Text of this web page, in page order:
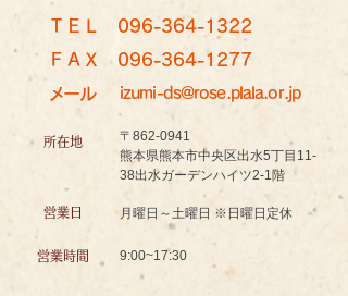
ＴＥＬ 096-364-1322
ＦＡＸ
096-364-1277
メール
izumi-ds@rose.plala.or.jp
所在地
〒862-0941
熊本県熊本市中央区出水5丁目11-
38出水ガーデンハイツ2-1階
営業日 月曜日～土曜日 ※日曜日定休
営業時間 9:00~17:30